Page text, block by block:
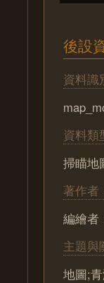
後設
資料識
資料類
掃瞄地
著作者
編繪者
主題與
地圖;